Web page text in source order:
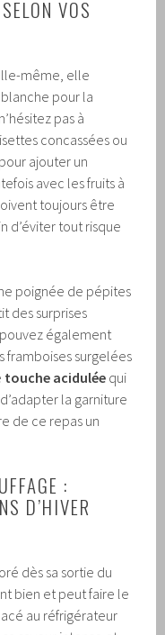
VOS
même, elle
pour la
pas à
concassées ou
ajouter un
avec les fruits à
toujours être
d’éviter tout risque
poignée de pépites
des surprises
également
framboises surgelées
touche acidulée qui
la garniture
de ce repas un
:
D’HIVER
dès sa sortie du
bien et peut faire le
au réfrigérateur